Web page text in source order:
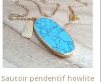
Sautoir pendentif howlite